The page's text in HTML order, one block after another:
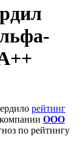
рейтинг
ООО
по рейтингу